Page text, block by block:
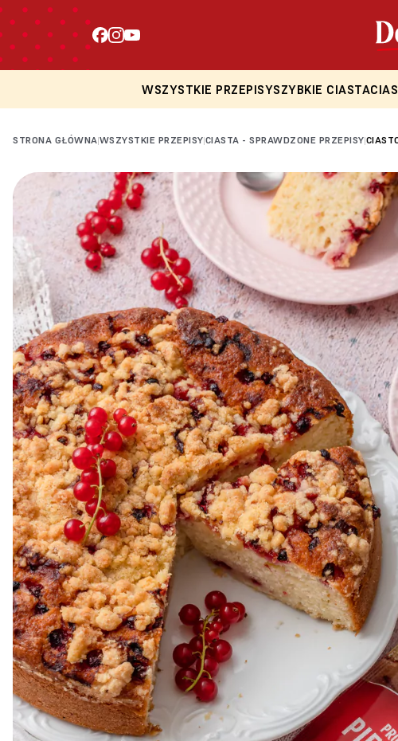
WSZYSTKIE PRZEPISYSZYBKIE CIASTA
STRONA GŁÓWNA|WSZYSTKIE PRZEPISY|CIASTA - SPRAWDZONE PRZEPISY|